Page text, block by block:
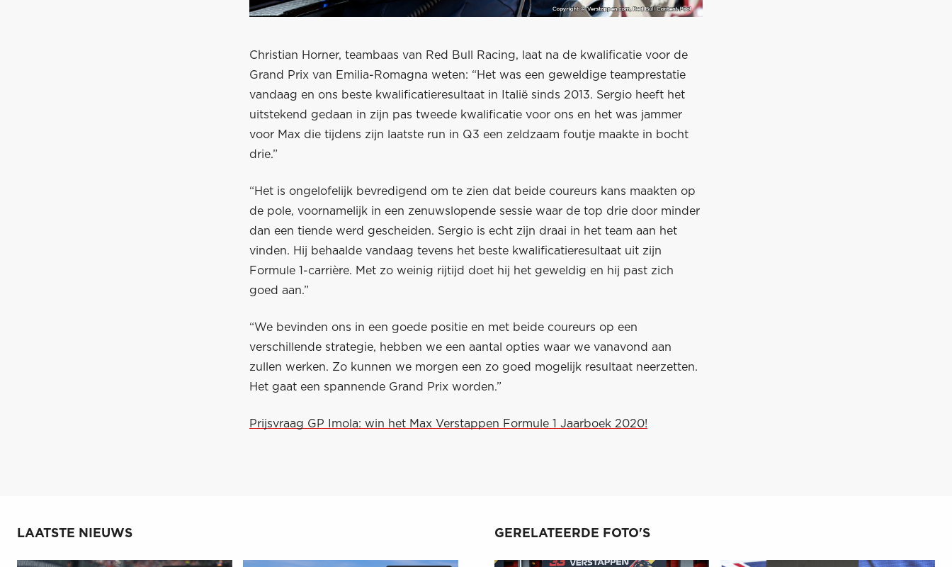
Christian Horner, teambaas van Red Bull Racing, laat na de kwalificatie voor de
Grand Prix van Emilia-Romagna weten: “Het was een geweldige teamprestatie
vandaag en ons beste kwalificatieresultaat in Italië sinds 2013. Sergio heeft het
uitstekend gedaan in zijn pas tweede kwalificatie voor ons en het was jammer
voor Max die tijdens zijn laatste run in Q3 een zeldzaam foutje maakte in bocht
drie.”
“Het is ongelofelijk bevredigend om te zien dat beide coureurs kans maakten op
de pole, voornamelijk in een zenuwslopende sessie waar de top drie door minder
dan een tiende werd gescheiden. Sergio is echt zijn draai in het team aan het
vinden. Hij behaalde vandaag tevens het beste kwalificatieresultaat uit zijn
Formule 1-carrière. Met zo weinig rijtijd doet hij het geweldig en hij past zich
goed aan.”
“We bevinden ons in een goede positie en met beide coureurs op een
verschillende strategie, hebben we een aantal opties waar we vanavond aan
zullen werken. Zo kunnen we morgen een zo goed mogelijk resultaat neerzetten.
Het gaat een spannende Grand Prix worden.”
Prijsvraag GP Imola: win het Max Verstappen Formule 1 Jaarboek 2020!
LAATSTE NIEUWS GERELATEERDE FOTO'S